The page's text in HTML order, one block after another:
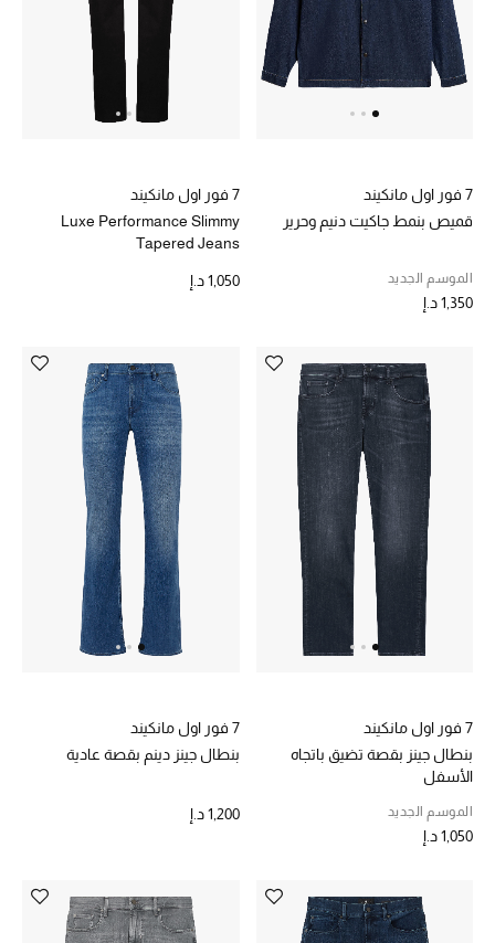
حقائب وأحذية متطابقة
جميع الملابس النسائية
جميع الحقائب النسائية
جميع الإكسسورات النسائية
تسوقوا للنساء
الحقائب
الموسم الجديد
دليل ملتزمات الحقائب
حقائب رجالية
حقائب الأطفال
أبرز المصممين
7 فور اول مانكيند
قميص بنمط جاكيت دنيم وحرير
الموسم الجديد
1,350 د.إ
7 فور اول مانكيند
Luxe Performance Slimmy
Tapered Jeans
1,050 د.إ
7 فور اول مانكيند
بنطال جينز بقصة تضيق باتجاه
الأسفل
الموسم الجديد
1,050 د.إ
7 فور اول مانكيند
بنطال جينز دينم بقصة عادية
1,200 د.إ